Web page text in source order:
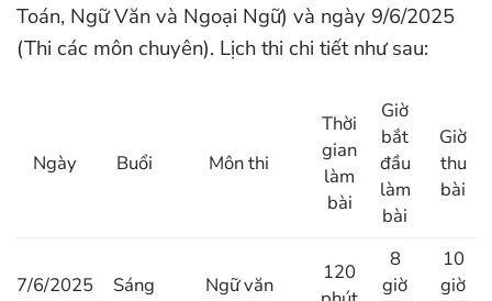
Toán, Ngữ Văn và Ngoại Ngữ) và ngày 9/6/2025
(Thi các môn chuyên). Lịch thi chi tiết như sau:
Ngày Buổi Môn thi
Thời
gian
làm
bài
Giờ
bắt
đầu
làm
bài
Giờ
thu
bài
7/6/2025 Sáng Ngữ văn
120
8
giờ
10
giờ